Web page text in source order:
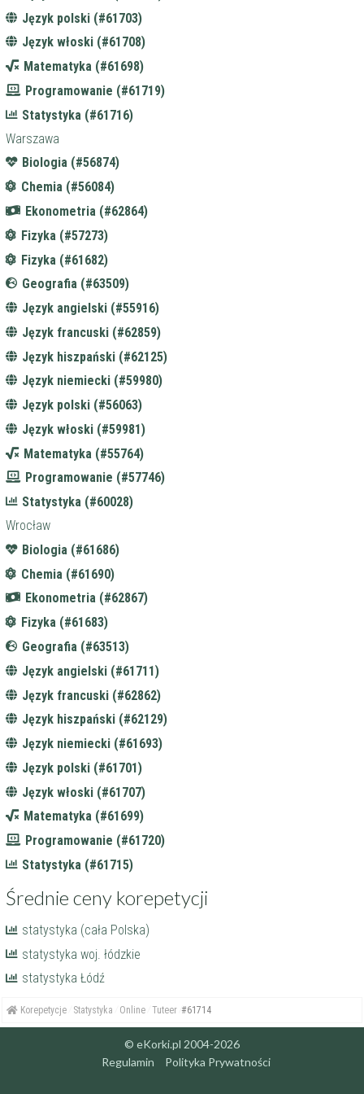
Język polski (#61703)
Język włoski (#61708)
Matematyka (#61698)
Programowanie (#61719)
Statystyka (#61716)
Warszawa
Biologia (#56874)
Chemia (#56084)
Ekonometria (#62864)
Fizyka (#57273)
Fizyka (#61682)
Geografia (#63509)
Język angielski (#55916)
Język francuski (#62859)
Język hiszpański (#62125)
Język niemiecki (#59980)
Język polski (#56063)
Język włoski (#59981)
Matematyka (#55764)
Programowanie (#57746)
Statystyka (#60028)
Wrocław
Biologia (#61686)
Chemia (#61690)
Ekonometria (#62867)
Fizyka (#61683)
Geografia (#63513)
Język angielski (#61711)
Język francuski (#62862)
Język hiszpański (#62129)
Język niemiecki (#61693)
Język polski (#61701)
Język włoski (#61707)
Matematyka (#61699)
Programowanie (#61720)
Statystyka (#61715)
Średnie ceny korepetycji
statystyka (cała Polska)
statystyka woj. łódzkie
statystyka Łódź
Korepetycje Statystyka Online Tuteer #61714
© eKorki.pl 2004-2026
Regulamin
Polityka Prywatności